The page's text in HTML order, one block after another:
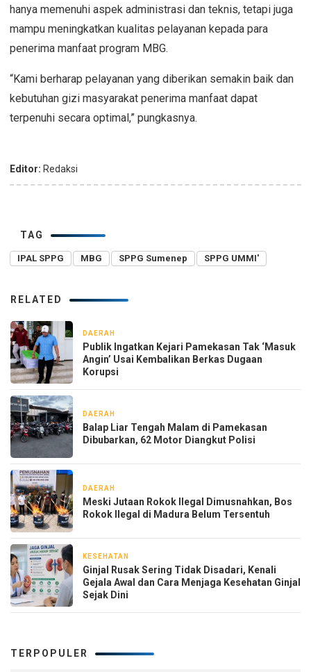
hanya memenuhi aspek administrasi dan teknis, tetapi juga
mampu meningkatkan kualitas pelayanan kepada para
penerima manfaat program MBG.
“Kami berharap pelayanan yang diberikan semakin baik dan
kebutuhan gizi masyarakat penerima manfaat dapat
terpenuhi secara optimal,” pungkasnya.
Editor: Redaksi
TAG
IPAL SPPG MBG SPPG Sumenep SPPG UMMI'
RELATED
DAERAH
Publik Ingatkan Kejari Pamekasan Tak ‘Masuk
Angin’ Usai Kembalikan Berkas Dugaan
Korupsi
DAERAH
Balap Liar Tengah Malam di Pamekasan
Dibubarkan, 62 Motor Diangkut Polisi
DAERAH
Meski Jutaan Rokok Ilegal Dimusnahkan, Bos
Rokok Ilegal di Madura Belum Tersentuh
KESEHATAN
Ginjal Rusak Sering Tidak Disadari, Kenali
Gejala Awal dan Cara Menjaga Kesehatan Ginjal
Sejak Dini
TERPOPULER